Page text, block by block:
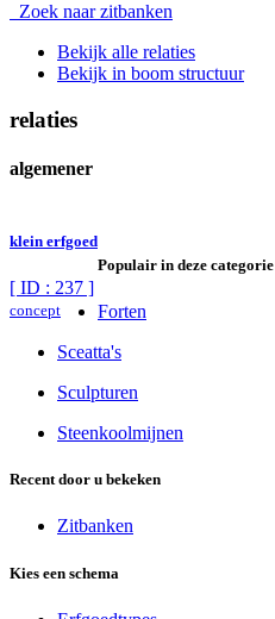
Zoek naar zitbanken
Bekijk alle relaties
Bekijk in boom structuur
relaties
algemener
klein erfgoed
[ ID : 237 ]
concept
Populair in deze categorie
Forten
Sceatta's
Sculpturen
Steenkoolmijnen
Recent door u bekeken
Zitbanken
Kies een schema